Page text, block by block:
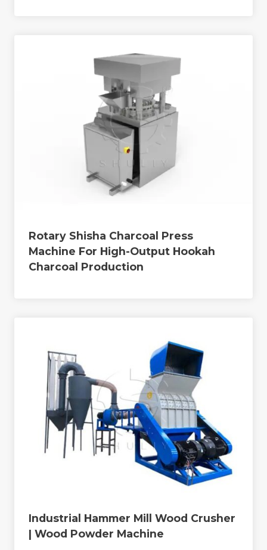
Rotary Shisha Charcoal Press
Machine For High-Output Hookah
Charcoal Production
Industrial Hammer Mill Wood Crusher
| Wood Powder Machine